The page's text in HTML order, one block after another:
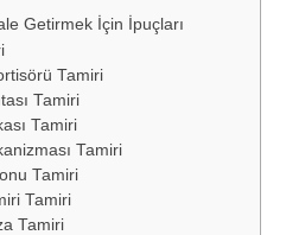
Getirmek İçin İpuçları
Tamiri
Tamiri
Tamiri
Tamiri
Tamiri
Tamiri
Tamiri